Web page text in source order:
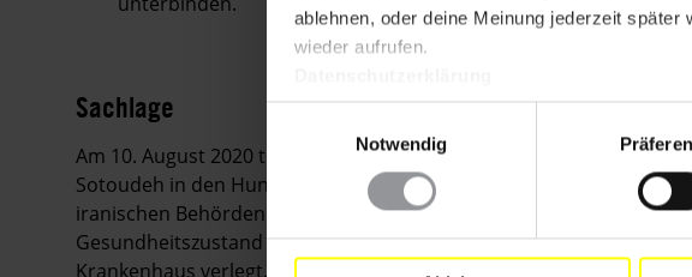
ablehnen, oder deine Meinung jederzeit
wieder aufrufen.
Notwendig
Sachlage
Am 10. August 2020 trat die 57-jährige, unrechtmäßig inhaftierte
Sotoudeh in den Hungerstreik, um gegen den fortgesetzten
iranischen Behörden zu protestieren. Am 19. September 2020
Gesundheitszustand sich während ihres Hungerstreiks
Krankenhaus verlegt. Der Ehemann von Nasrin Sotoudeh, Reza